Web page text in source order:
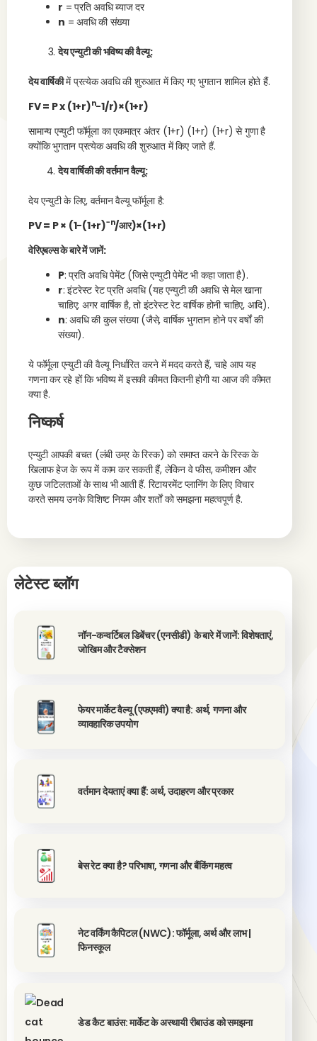
r = प्रति अवधि ब्याज दर
n = अवधि की संख्या
देय एन्युटी की भविष्य की वैल्यू:
देय वार्षिकीमें प्रत्येक अवधि की शुरुआत में किए गए भुगतान शामिल होते हैं.
FV = P x (1+r)n−1/r)×(1+r)
सामान्य एन्युटी फॉर्मूला का एकमात्र अंतर (1+r) (1+r) (1+r) से गुणा है
क्योंकि भुगतान प्रत्येक अवधि की शुरुआत में किए जाते हैं.
देय वार्षिकी की वर्तमान वैल्यू:
देय एन्युटी के लिए, वर्तमान वैल्यू फॉर्मूला है:
PV = P × (1−(1+r)−n/आर)×(1+r)
वेरिएबल्स के बारे में जानें:
P: प्रति अवधि पेमेंट (जिसे एन्युटी पेमेंट भी कहा जाता है).
r: इंटरेस्ट रेट प्रति अवधि (यह एन्युटी की अवधि से मेल खाना
चाहिए; अगर वार्षिक है, तो इंटरेस्ट रेट वार्षिक होनी चाहिए, आदि).
n: अवधि की कुल संख्या (जैसे, वार्षिक भुगतान होने पर वर्षों की
संख्या).
ये फॉर्मूला एन्युटी की वैल्यू निर्धारित करने में मदद करते हैं, चाहे आप यह
गणना कर रहे हों कि भविष्य में इसकी कीमत कितनी होगी या आज की कीमत
क्या है.
निष्कर्ष
एन्युटी आपकी बचत (लंबी उम्र के रिस्क) को समाप्त करने के रिस्क के
खिलाफ हेज के रूप में काम कर सकती हैं, लेकिन वे फीस, कमीशन और
कुछ जटिलताओं के साथ भी आती हैं. रिटायरमेंट प्लानिंग के लिए विचार
करते समय उनके विशिष्ट नियम और शर्तों को समझना महत्वपूर्ण है.
लेटेस्ट ब्लॉग
नॉन-कन्वर्टिबल डिबेंचर (एनसीडी) के बारे में जानें: विशेषताएं,
जोखिम और टैक्सेशन
फेयर मार्केट वैल्यू (एफएमवी) क्या है: अर्थ, गणना और
व्यावहारिक उपयोग
वर्तमान देयताएं क्या हैं: अर्थ, उदाहरण और प्रकार
बेस रेट क्या है? परिभाषा, गणना और बैंकिंग महत्व
नेट वर्किंग कैपिटल (NWC): फॉर्मूला, अर्थ और लाभ |
फिनस्कूल
डेड कैट बाउंस: मार्केट के अस्थायी रीबाउंड को समझना